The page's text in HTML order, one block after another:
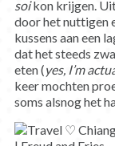
soikon krijgen.
door het nuttigen
kussens aan een
dat het steeds
eten (yes, I’m
keer mochten
soms alsnog het